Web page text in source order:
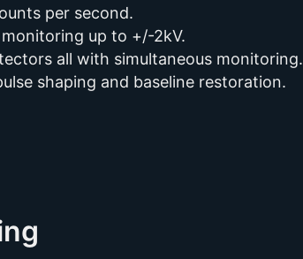
per second.
up to +/-2kV.
all with simultaneous monitoring.
shaping and baseline restoration.